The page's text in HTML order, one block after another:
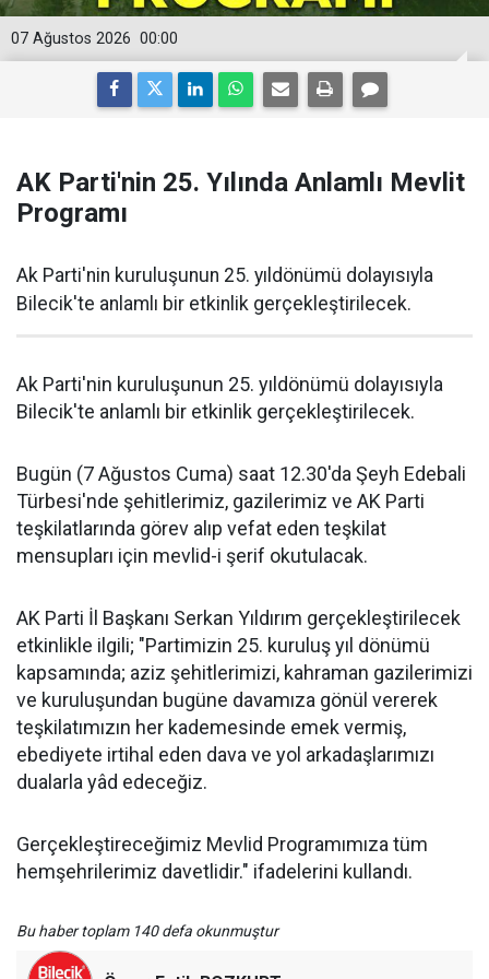
00:00
07 Ağustos 2026
AK Parti'nin 25. Yılında Anlamlı Mevlit
Programı
Ak Parti'nin kuruluşunun 25. yıldönümü dolayısıyla
Bilecik'te anlamlı bir etkinlik gerçekleştirilecek.
Ak Parti'nin kuruluşunun 25. yıldönümü dolayısıyla
Bilecik'te anlamlı bir etkinlik gerçekleştirilecek.
Bugün (7 Ağustos Cuma) saat 12.30'da Şeyh Edebali
Türbesi'nde şehitlerimiz, gazilerimiz ve AK Parti
teşkilatlarında görev alıp vefat eden teşkilat
mensupları için mevlid-i şerif okutulacak.
AK Parti İl Başkanı Serkan Yıldırım gerçekleştirilecek
etkinlikle ilgili; "Partimizin 25. kuruluş yıl dönümü
kapsamında; aziz şehitlerimizi, kahraman gazilerimizi
ve kuruluşundan bugüne davamıza gönül vererek
teşkilatımızın her kademesinde emek vermiş,
ebediyete irtihal eden dava ve yol arkadaşlarımızı
dualarla yâd edeceğiz.
Gerçekleştireceğimiz Mevlid Programımıza tüm
hemşehrilerimiz davetlidir." ifadelerini kullandı.
Bu haber toplam 140 defa okunmuştur